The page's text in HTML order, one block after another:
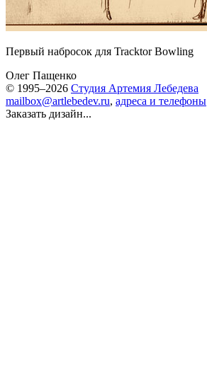
Первый набросок для Tracktor Bowling
Олег Пащенко
© 1995–2026 Студия Артемия Лебедева
mailbox@artlebedev.ru, адреса и телефоны
Заказать дизайн...